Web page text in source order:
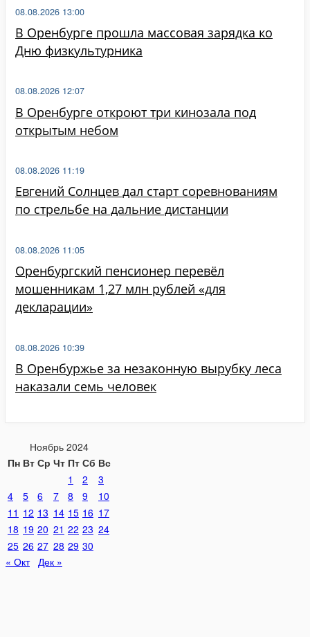
В Оренбурге прошла массовая зарядка ко
Дню физкультурника
08.08.2026 13:00
В Оренбурге откроют три кинозала под
открытым небом
08.08.2026 12:07
Евгений Солнцев дал старт соревнованиям
по стрельбе на дальние дистанции
08.08.2026 11:19
Оренбургский пенсионер перевёл
мошенникам 1,27 млн рублей «для
декларации»
08.08.2026 11:05
В Оренбуржье за незаконную вырубку леса
наказали семь человек
08.08.2026 10:39
Ноябрь 2024
Пн Вт Ср Чт Пт Сб Вс
1
2
3
4
5 6 7 8 9
10
11 12 13 14 15 16 17
18 19 20 21 22 23 24
25 26 27 28 29 30
« Окт Дек »